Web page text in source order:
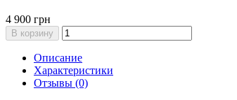
4 900 грн
В корзину
Описание
Характеристики
Отзывы (0)